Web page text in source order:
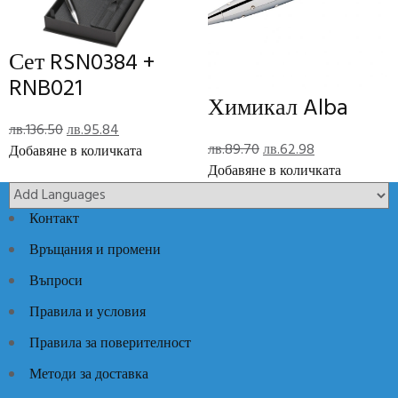
Отзиви (0)
Reviews
There are no reviews yet.
Луксозни идеи,Луксозни Мъжки
Аксесоари
Сет RSN0384 +
RNB021
лв.136.50Original
price
лв.136.50.
лв.95.84Текущата
цена
Добавяне в количката
Химикал Alba
лв.89.70Original
price
лв.89.70.
лв.62.98Текущата
цена
лв.62.98.
Добавяне в количката
Контакт
Връщания и промени
Въпроси
Правила и условия
Правила за поверителност
Методи за доставка